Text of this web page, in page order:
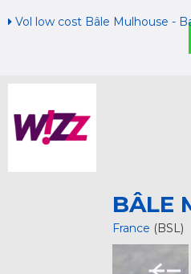
Vol low cost Bâle Mulhouse -
BÂLE
France (BSL)